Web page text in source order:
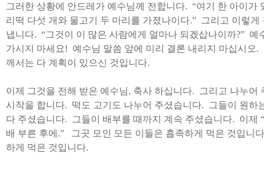
그러한 상황에 안드레가 예수님께 전합니다. “여기 한 아이가
리떡 다섯 개와 물고기 두 마리를 가졌나이다.” 그리고 이렇게
냅니다. “그것이 이 많은 사람에게 얼마나 되겠삽나이까?” 예
가시지 마세요! 예수님 말씀 앞에 미리 결론 내리지 마십시오.
께서는 다 계획이 있으신 것입니다.
이제 그것을 전해 받은 예수님, 축사 하십니다.
그리고 나누어
시작을 합니다. 떡도 고기도 나누어 주셨습니다.
그들이 원하
다 주셨습니다. 그들이 배부를 때까지 계속 주셨습니다. 이제 “
배 부른 후에 .”
그곳 모인 모든 이들은 흡족하게 먹은 것입니다
하게 먹은 것입니다.